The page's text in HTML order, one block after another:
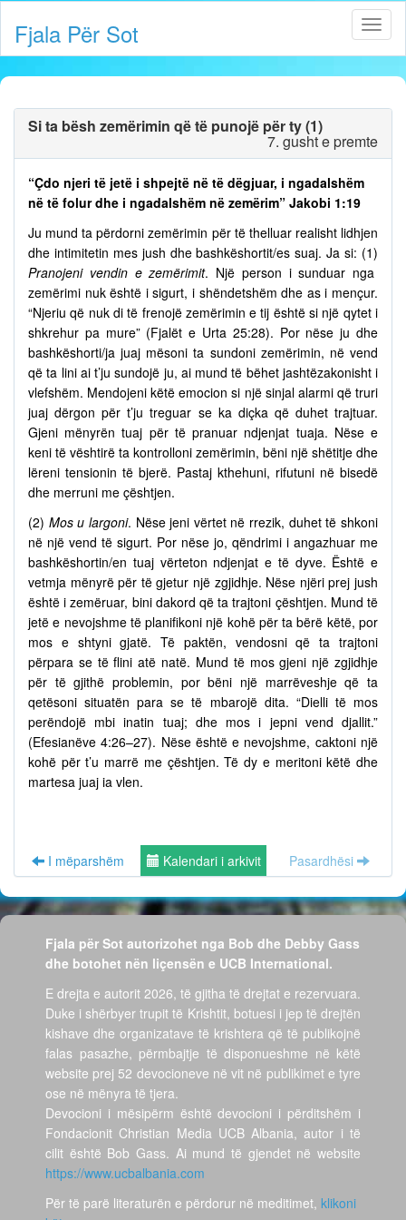
Fjala Për Sot
Si ta bësh zemërimin që të punojë për ty (1)
7. gusht e premte
“Çdo njeri të jetë i shpejtë në të dëgjuar, i ngadalshëm
në të folur dhe i ngadalshëm në zemërim” Jakobi 1:19
Ju mund ta përdorni zemërimin për të thelluar realisht lidhjen
dhe intimitetin mes jush dhe bashkëshortit/es suaj. Ja si: (1)
Pranojeni vendin e zemërimit. Një person i sunduar nga
zemërimi nuk është i sigurt, i shëndetshëm dhe as i mençur.
“Njeriu që nuk di të frenojë zemërimin e tij është si një qytet i
shkrehur pa mure” (Fjalët e Urta 25:28). Por nëse ju dhe
bashkëshorti/ja juaj mësoni ta sundoni zemërimin, në vend
që ta lini ai t’ju sundojë ju, ai mund të bëhet jashtëzakonisht i
vlefshëm. Mendojeni këtë emocion si një sinjal alarmi që truri
juaj dërgon për t’ju treguar se ka diçka që duhet trajtuar.
Gjeni mënyrën tuaj për të pranuar ndjenjat tuaja. Nëse e
keni të vështirë ta kontrolloni zemërimin, bëni një shëtitje dhe
lëreni tensionin të bjerë. Pastaj kthehuni, rifutuni në bisedë
dhe merruni me çështjen.
(2) Mos u largoni. Nëse jeni vërtet në rrezik, duhet të shkoni
në një vend të sigurt. Por nëse jo, qëndrimi i angazhuar me
bashkëshortin/en tuaj vërteton ndjenjat e të dyve. Është e
vetmja mënyrë për të gjetur një zgjidhje. Nëse njëri prej jush
është i zemëruar, bini dakord që ta trajtoni çështjen. Mund të
jetë e nevojshme të planifikoni një kohë për ta bërë këtë, por
mos e shtyni gjatë. Të paktën, vendosni që ta trajtoni
përpara se të flini atë natë. Mund të mos gjeni një zgjidhje
për të gjithë problemin, por bëni një marrëveshje që ta
qetësoni situatën para se të mbarojë dita. “Dielli të mos
perëndojë mbi inatin tuaj; dhe mos i jepni vend djallit.”
(Efesianëve 4:26–27). Nëse është e nevojshme, caktoni një
kohë për t’u marrë me çështjen. Të dy e meritoni këtë dhe
martesa juaj ia vlen.
I mëparshëm Kalendari i arkivit Pasardhësi
Fjala për Sot autorizohet nga Bob dhe Debby Gass
dhe botohet nën liçensën e UCB International.
E drejta e autorit 2026, të gjitha të drejtat e rezervuara.
Duke i shërbyer trupit të Krishtit, botuesi i jep të drejtën
kishave dhe organizatave të krishtera që të publikojnë
falas pasazhe, përmbajtje të disponueshme në këtë
website prej 52 devocioneve në vit në publikimet e tyre
ose në mënyra të tjera.
Devocioni i mësipërm është devocioni i përditshëm i
Fondacionit Christian Media UCB Albania, autor i të
cilit është Bob Gass. Ai mund të gjendet në website
https://www.ucbalbania.com
Për të parë literaturën e përdorur në meditimet, klikoni